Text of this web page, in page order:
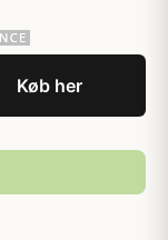
Køb her